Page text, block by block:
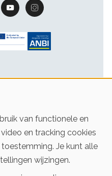
Youtube Instagram
van functionele en
en tracking cookies
Je kunt alle
wijzingen.